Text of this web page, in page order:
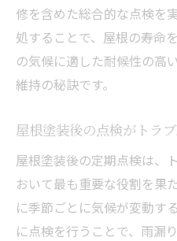
修を含めた総合的な点検を
処することで、屋根の寿命
の気候に適した耐候性の高
維持の秘訣です。
屋根塗装後の点検がトラ
屋根塗装後の定期点検は、
おいて最も重要な役割を果
に季節ごとに気候が変動す
に点検を行うことで、雨漏